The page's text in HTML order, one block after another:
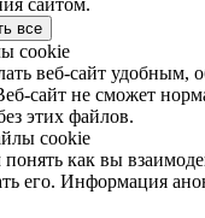
все
cookie
веб-сайт удобным,
сайт не сможет
этих файлов.
cookie
как вы
его. Информация